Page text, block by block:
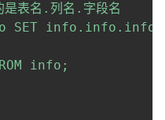
名.列名.字段名
SET
info;